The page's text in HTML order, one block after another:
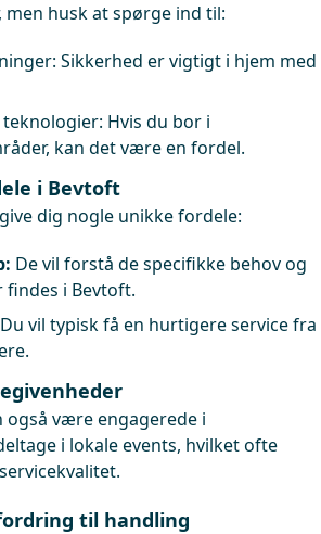
men husk at spørge ind til:
Sikkerhed er vigtigt i hjem med
Hvis du bor i
kan det være en fordel.
i Bevtoft
give dig nogle unikke fordele:
De vil forstå de specifikke behov og
i Bevtoft.
Du vil typisk få en hurtigere service fra
også være engagerede i
i lokale events, hvilket ofte
til handling